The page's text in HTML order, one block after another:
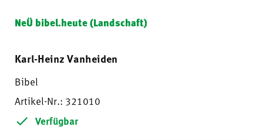
NeÜ bibel.heute (Landschaft)
Karl-Heinz Vanheiden
Bibel
Artikel-Nr.: 321010
Verfügbar